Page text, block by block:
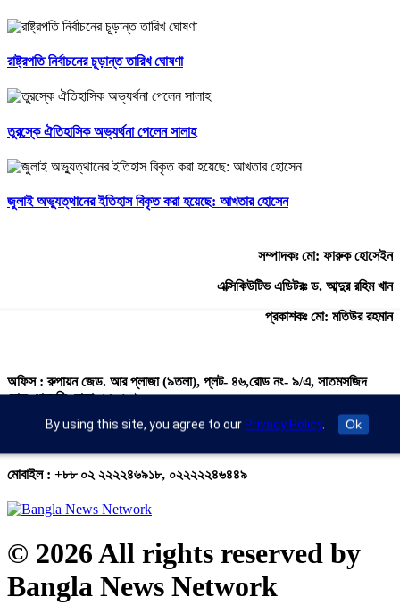
রাষ্ট্রপতি নির্বাচনের চূড়ান্ত তারিখ ঘোষণা
তুরস্কে ঐতিহাসিক অভ্যর্থনা পেলেন সালাহ
জুলাই অভ্যুত্থানের ইতিহাস বিকৃত করা হয়েছে: আখতার হোসেন
সম্পাদকঃ মো: ফারুক হোসেইন
এক্সিকিউটিভ এডিটরঃ ড. আব্দুর রহিম খান
প্রকাশকঃ মো: মতিউর রহমান
অফিস : রুপায়ন জেড. আর প্লাজা (৯তলা), প্লট- ৪৬,রোড নং- ৯/এ, সাতমসজিদ
রোড, ধানমন্ডি, ঢাকা- ১২০৯।
ইমেইল : info@banglann.com.bd,
মোবাইল : +৮৮ ০২ ২২২২৪৬৯১৮, ০২২২২২৪৬৪৪৯
© 2026 All rights reserved by
Bangla News Network
By using this site, you agree to our Privacy Policy. Ok